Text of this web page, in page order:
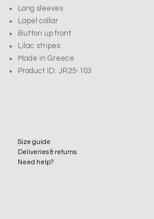
Long sleeves
Lapel collar
Button up front
Lilac stripes
Made in Greece
Product ID: JR25-103
Size guide
Deliveries & returns
Need help?